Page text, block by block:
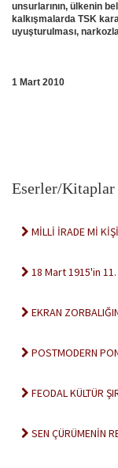
unsurlarının, ülkenin
kalkışmalarda TSK
uyuşturulması,
1 Mart 2010
Eserler/Kitaplar
MİLLİ İRADE Mİ
18 Mart 1915'in
EKRAN
POSTMODERN
FEODAL KÜLTÜR
SEN ÇÜRÜMENİN